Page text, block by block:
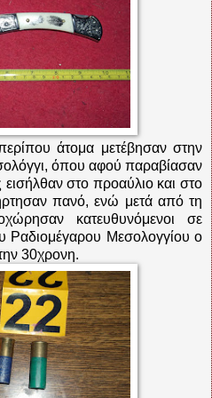
άτομα μετέβησαν στην
όπου αφού παραβίασαν
εισήλθαν στο προαύλιο και στο
πανό, ενώ μετά από τη
κατευθυνόμενοι σε
Ραδιομέγαρου Μεσολογγίου ο
30χρονη.